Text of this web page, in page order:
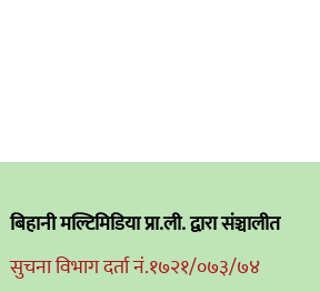
बिहानी मल्टिमिडिया प्रा.ली. द्वारा संञ्चालीत
सुचना विभाग दर्ता नं.१७२१/०७३/७४